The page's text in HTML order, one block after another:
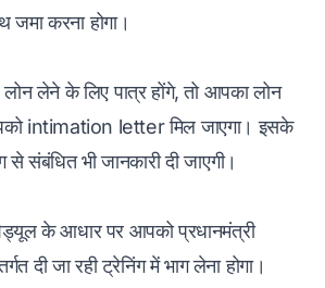
जमा करना होगा।
लेने के लिए पात्र होंगे, तो आपका लोन
intimation letter मिल जाएगा। इसके
संबंधित भी जानकारी दी जाएगी।
के आधार पर आपको प्रधानमंत्री
दी जा रही ट्रेनिंग में भाग लेना होगा।